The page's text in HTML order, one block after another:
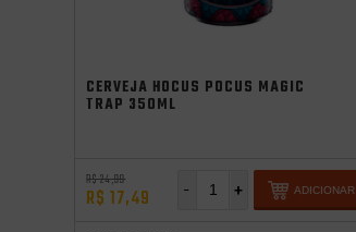
CERVEJA HOCUS POCUS MAGIC
TRAP 350ML
R$ 24,99
R$ 17,49 +
- ADICIONAR